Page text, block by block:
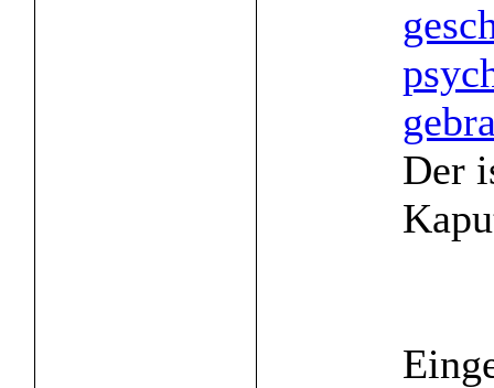
Der